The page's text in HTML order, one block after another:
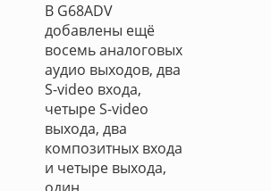
В G68ADV
добавлены ещё
восемь аналоговых
аудио выходов, два
S-video входа,
четыре S-video
выхода, два
композитных входа
и четыре выхода,